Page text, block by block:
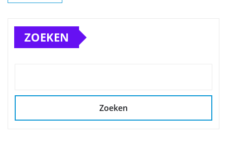
ZOEKEN
Zoeken